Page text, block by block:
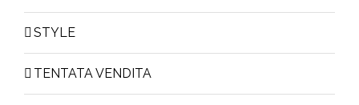
STYLE
TENTATA VENDITA